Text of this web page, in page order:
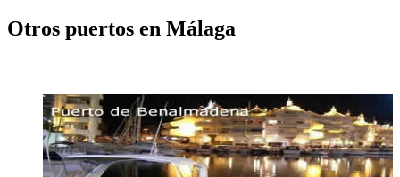
Otros puertos en Málaga